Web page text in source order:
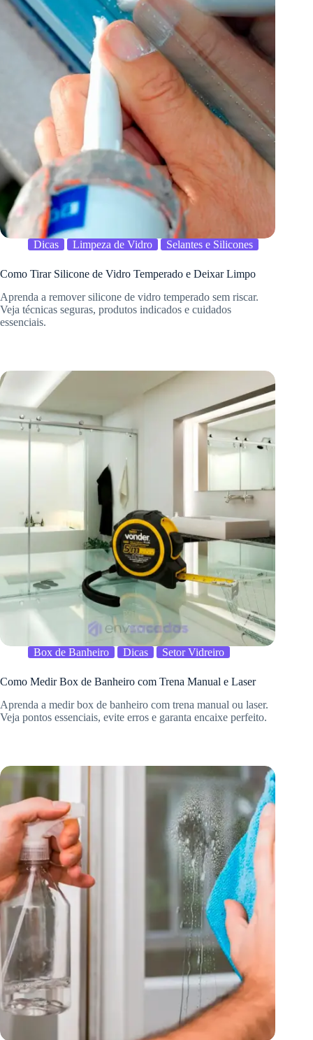
Dicas Limpeza de Vidro Selantes e Silicones
Como Tirar Silicone de Vidro Temperado e Deixar Limpo
Aprenda a remover silicone de vidro temperado sem riscar.
Veja técnicas seguras, produtos indicados e cuidados
essenciais.
Box de Banheiro Dicas Setor Vidreiro
Como Medir Box de Banheiro com Trena Manual e Laser
Aprenda a medir box de banheiro com trena manual ou laser.
Veja pontos essenciais, evite erros e garanta encaixe perfeito.